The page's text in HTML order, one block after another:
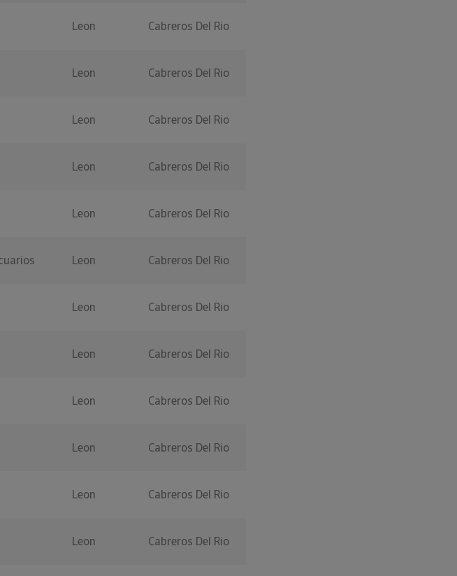
Leon Cabreros Del Rio
Leon Cabreros Del Rio
Leon Cabreros Del Rio
Leon Cabreros Del Rio
Leon Cabreros Del Rio
Leon Cabreros Del Rio
Leon Cabreros Del Rio
Leon Cabreros Del Rio
Leon Cabreros Del Rio
Leon Cabreros Del Rio
Leon Cabreros Del Rio
Leon Cabreros Del Rio